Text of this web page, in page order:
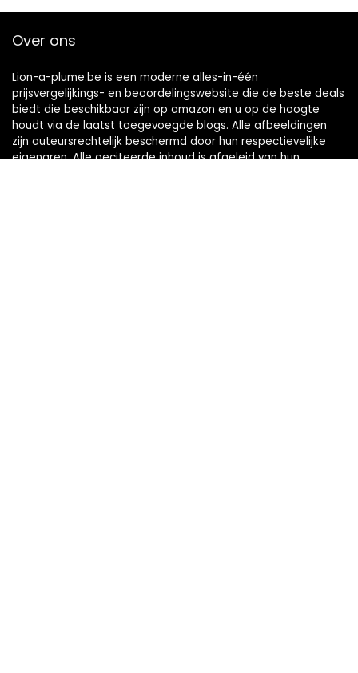
Over ons
Lion-a-plume.be is een moderne alles-in-één
prijsvergelijkings- en beoordelingswebsite die de beste deals
biedt die beschikbaar zijn op amazon en u op de hoogte
houdt via de laatst toegevoegde blogs. Alle afbeeldingen
zijn auteursrechtelijk beschermd door hun respectievelijke
eigenaren. Alle geciteerde inhoud is afgeleid van hun